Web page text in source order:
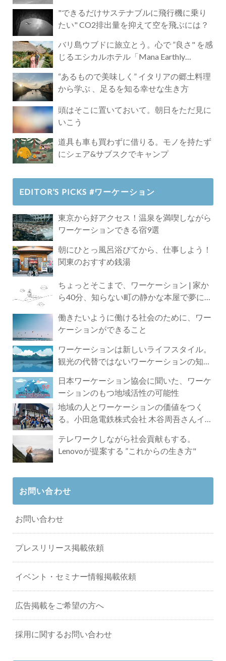
"できるだけサステナブルに飛行機に乗り
たい" CO2排出量を抑えて空を飛ぶには？
バリ島ウブドに旅立とう。心で ”良さ" を感
じるエシカルホテル「Mana Earthly
“あるもので美味しく” イタリアの郷土料理
から学ぶ 、足るを知る幸せな生き方
頭はそこに置いておいて。朝日をただ見に
いこう
道具も車も買わずに借りる。モノを持たず
にシェア&サブスクでキャンプ
EDITOR’S PICKS #ワーケーション
東京から好アクセス！温泉を満喫しながら
ワーケーションできる宿9選
朝にひとっ風呂浴びてから、仕事しよう！
関東のおすすめ銭湯
ちょっとそこまで、ワーケーション | 家か
ら40分、知らない町の静かな本屋で夢に近
働きたいように働ける社会のために、ワー
ケーションができること
ワーケーションは新しいライフスタイル。
観光の代替ではないワーケーションの知ら
日本ワーケーション協会に聞いた、ワーケ
ーションのもつ地域活性の可能性
地域の人とワーケーションの価値をつく
る。小田急電鉄株式会社 木谷周吾さんイン
テレワークしながら社会貢献もする。
Lenovoが提案する ”これからの生き方"
お問い合わせ
お問い合わせ
プレスリリース掲載依頼
イベント・セミナー情報掲載依頼
広告掲載をご希望の方へ
採用に関するお問い合わせ